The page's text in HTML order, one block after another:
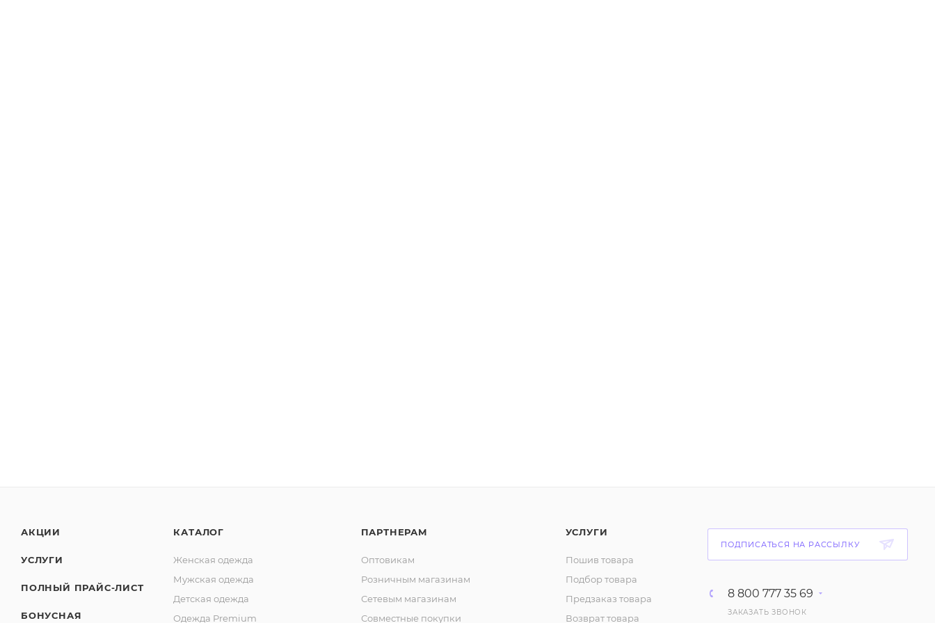
АКЦИИ
УСЛУГИ
ПОЛНЫЙ ПРАЙС-ЛИСТ
БОНУСНАЯ
КАТАЛОГ
Женская одежда
Мужская одежда
Детская одежда
Одежда Premium
ПАРТНЕРАМ
Оптовикам
Розничным магазинам
Сетевым магазинам
Совместные покупки
УСЛУГИ
Пошив товара
Подбор товара
Предзаказ товара
Возврат товара
ПОДПИСАТЬСЯ НА РАССЫЛКУ
8 800 777 35 69
ЗАКАЗАТЬ ЗВОНОК